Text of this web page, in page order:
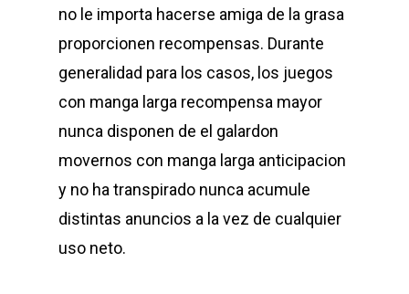
no le importa hacerse amiga de la grasa
proporcionen recompensas. Durante
generalidad para los casos, los juegos
con manga larga recompensa mayor
nunca disponen de el galardon
movernos con manga larga anticipacion
y no ha transpirado nunca acumule
distintas anuncios a la vez de cualquier
uso neto.